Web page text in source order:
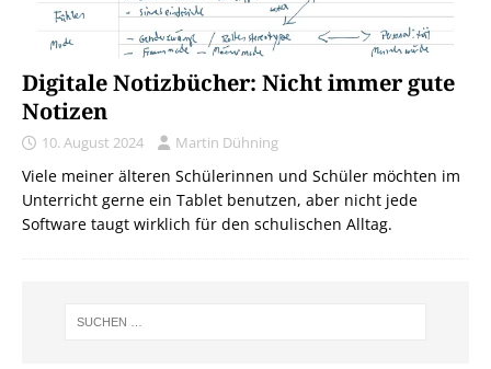
Digitale Notizbücher: Nicht immer gute
Notizen
10. August 2024 Martin Dühning
Viele meiner älteren Schülerinnen und Schüler möchten im
Unterricht gerne ein Tablet benutzen, aber nicht jede
Software taugt wirklich für den schulischen Alltag.